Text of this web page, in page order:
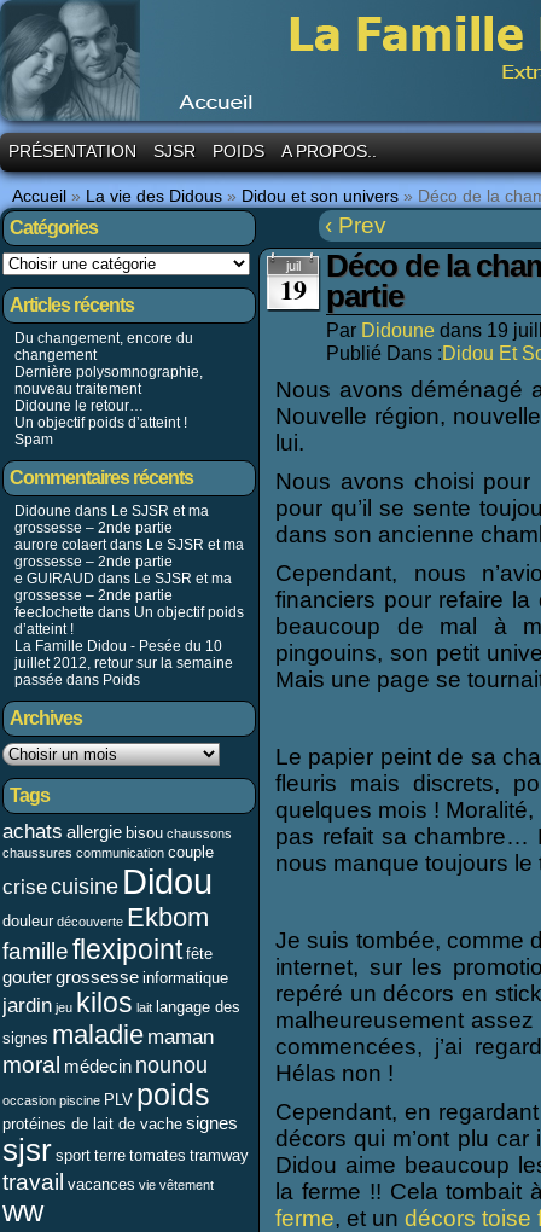
PRÉSENTATION SJSR POIDS A PROPOS..
Accueil » La vie des Didous » Didou et son univers » Déco de la
Catégories
Articles récents
Du changement, encore du
changement
Dernière polysomnographie,
nouveau traitement
Didoune le retour…
Un objectif poids d’atteint !
Spam
Commentaires récents
Didoune dans Le SJSR et ma
grossesse – 2nde partie
aurore colaert dans Le SJSR et ma
grossesse – 2nde partie
e GUIRAUD dans Le SJSR et ma
grossesse – 2nde partie
feeclochette dans Un objectif poids
d’atteint !
La Famille Didou - Pesée du 10
juillet 2012, retour sur la semaine
passée dans Poids
Archives
Tags
achats allergie bisou chaussons
chaussures communication couple
crisecuisine Didou
douleur découverte Ekbom
familleflexipoint fête
goutergrossesse informatique
jardin jeu kilos lait langage des
signes maladie maman
moral médecin nounou
occasion piscine PLV poids
protéines de lait de vache signes
sjsr sport terre tomates tramway
travail vacances vie vêtement
ww
‹ Prev
juil
19
Déco de la
partie
Par Didoune dans 19
Publié Dans :Didou Et
Nous avons déménagé
Nouvelle région,
lui.
Nous avons choisi
pour qu’il se sente
dans son ancienne
Cependant, nous
financiers pour refaire la
beaucoup de mal à
pingouins, son petit
Mais une page se
Le papier peint de sa
fleuris mais discrets,
quelques mois !
pas refait sa chambre…
nous manque toujours
Je suis tombée, comme
internet, sur les
repéré un décors en
malheureusement
commencées, j’ai
Hélas non !
Cependant, en
décors qui m’ont plu
Didou aime beaucoup
la ferme !! Cela tombait
ferme, et un décors toise